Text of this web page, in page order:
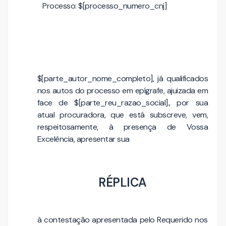
Processo: $[processo_numero_cnj]
$[parte_autor_nome_completo], já qualificados
nos autos do processo em epígrafe, ajuizada em
face de $[parte_reu_razao_social]., por sua
atual procuradora, que está subscreve, vem,
respeitosamente, à presença de Vossa
Excelência, apresentar sua
RÉPLICA
à contestação apresentada pelo Requerido nos